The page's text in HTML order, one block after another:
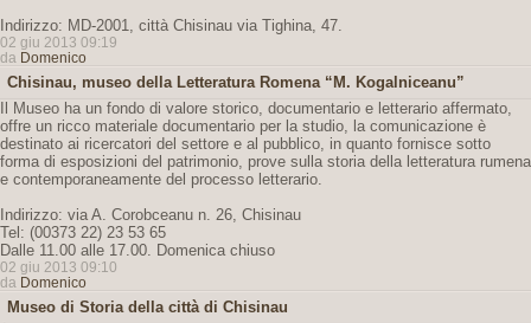
Indirizzo: MD-2001, città Chisinau via Tighina, 47.
02 giu 2013 09:19
da Domenico
Chisinau, museo della Letteratura Romena “M. Kogalniceanu”
Il Museo ha un fondo di valore storico, documentario e letterario affermato,
offre un ricco materiale documentario per la studio, la comunicazione è
destinato ai ricercatori del settore e al pubblico, in quanto fornisce sotto
forma di esposizioni del patrimonio, prove sulla storia della letteratura rumena
e contemporaneamente del processo letterario.
Indirizzo: via A. Corobceanu n. 26, Chisinau
Tel: (00373 22) 23 53 65
Dalle 11.00 alle 17.00. Domenica chiuso
02 giu 2013 09:10
da Domenico
Museo di Storia della città di Chisinau